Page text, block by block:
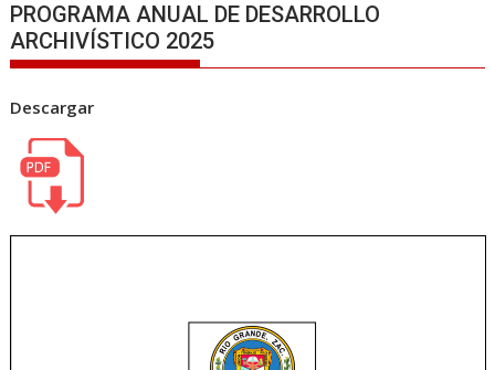
PROGRAMA ANUAL DE DESARROLLO
ARCHIVÍSTICO 2025
Descargar